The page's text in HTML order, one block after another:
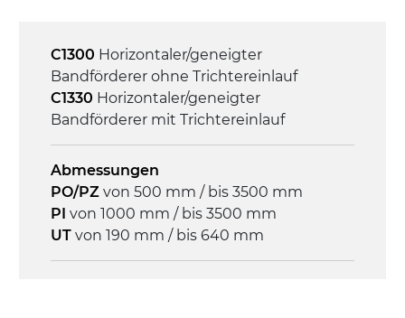
Geschwindigkeit
3,4 m/Minute
Überlastungsschutz
C1300 Horizontaler/geneigter
Bandförderer ohne Trichtereinlauf
C1330 Horizontaler/geneigter
Bandförderer mit Trichtereinlauf
Abmessungen
PO/PZ von 500 mm / bis 3500 mm
PI von 1000 mm / bis 3500 mm
UT von 190 mm / bis 640 mm